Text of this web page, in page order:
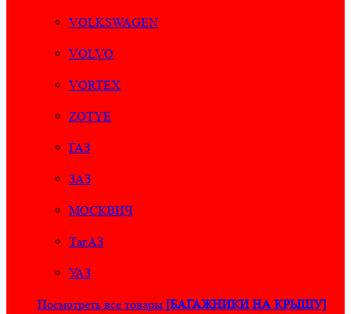
VOLKSWAGEN
VOLVO
VORTEX
ZOTYE
ГАЗ
ЗАЗ
МОСКВИЧ
ТагАЗ
УАЗ
Посмотреть все товары [БАГАЖНИКИ НА КРЫШУ]